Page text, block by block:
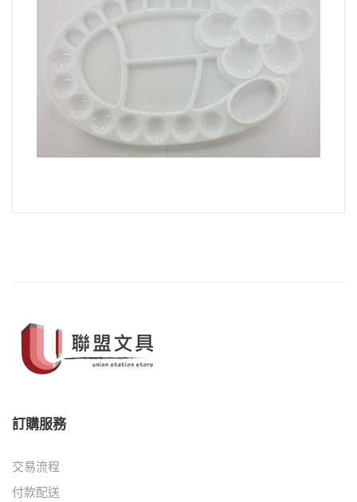
訂購服務
交易流程
付款配送